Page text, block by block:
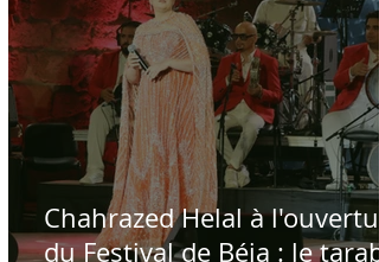
Chahrazed Helal à
du Festival de Béja : le tarab